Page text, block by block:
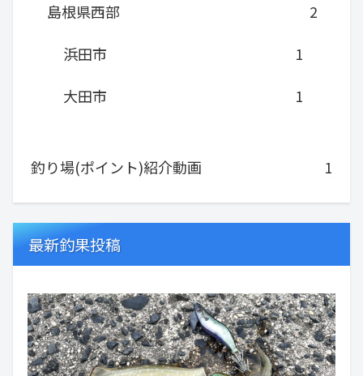
島根県西部
2
浜田市
1
大田市
1
釣り場(ポイント)紹介動画 1
最新釣果投稿